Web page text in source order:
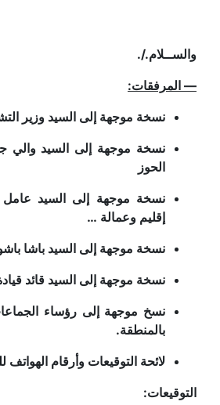
والســلام./.
— المرفقات:
نسخة موجهة إلى السيد وزير
نسخة موجهة إلى السيد والي
الحوز
نسخة موجهة إلى السيد
إقليم وعمالة …
نسخة موجهة إلى السيد باشا
نسخة موجهة إلى السيد قائد
نسخ موجهة إلى رؤساء
بالمنطقة.
لائحة التوقيعات وأرقام
التوقيعات: